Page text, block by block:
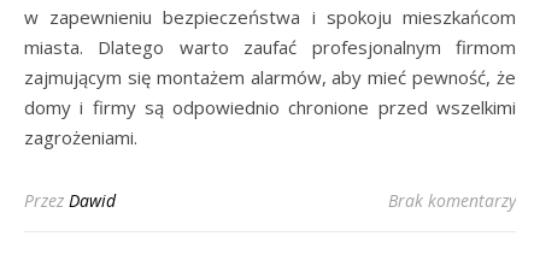
w zapewnieniu bezpieczeństwa i spokoju mieszkańcom
miasta. Dlatego warto zaufać profesjonalnym firmom
zajmującym się montażem alarmów, aby mieć pewność, że
domy i firmy są odpowiednio chronione przed wszelkimi
zagrożeniami.
Przez Dawid Brak komentarzy